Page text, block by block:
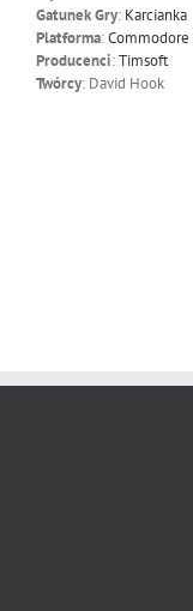
Gatunek Gry: Karcianka
Platforma:Commodore
Producenci:Timsoft
Twórcy: David Hook